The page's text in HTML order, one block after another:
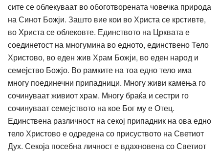
сите се облекуваат во обоготворената човечка природа
на Синот Божји. Зашто вие кои во Христа се крстивте,
во Христа се облековте. Единството на Црквата е
соединетост на многумина во едното, единствено Тело
Христово, во еден жив Храм Божји, во еден народ и
семејство Божјо. Во рамките на тоа едно тело има
многу поединечни припадници. Многу живи камења го
сочинуваат живиот храм. Многу браќа и сестри го
сочинуваат семејството на кое Бог му е Отец.
Единствена различност на секој припадник на ова едно
тело Христово е одредена со присуството на Светиот
Дух. Секоја посебна личност е вдахновена со Светиот